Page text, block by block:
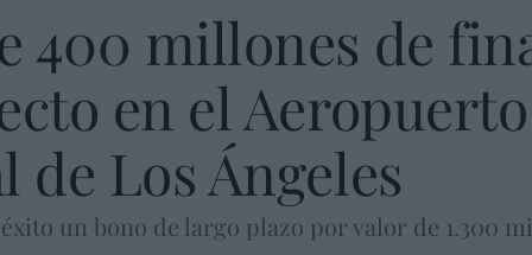
400 millones de
en el Aeropuerto
Los Ángeles
un bono de largo plazo por valor de 1.300